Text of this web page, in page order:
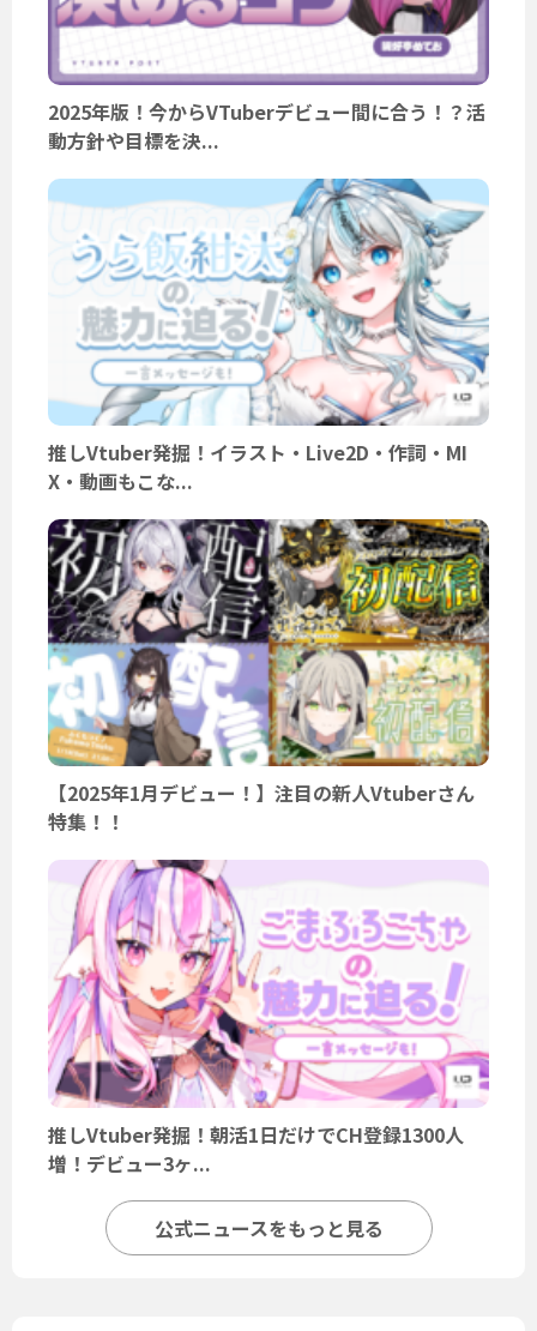
2025年版！今からVTuberデビュー間に合う！？活
動方針や目標を決...
推しVtuber発掘！イラスト・Live2D・作詞・MI
X・動画もこな...
【2025年1月デビュー！】注目の新人Vtuberさん
特集！！
推しVtuber発掘！朝活1日だけでCH登録1300人
増！デビュー3ヶ...
公式ニュースをもっと見る